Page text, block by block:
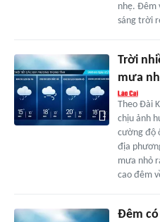
nhẹ. Đêm
sáng trời
Trời
mưa
Theo Đài
chịu ảnh
cường độ
địa
mưa nhỏ
cao đêm
Đêm